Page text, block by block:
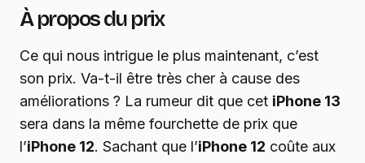
À propos du prix
Ce qui nous intrigue le plus maintenant, c’est
son prix. Va-t-il être très cher à cause des
améliorations ? La rumeur dit que cet iPhone 13
sera dans la même fourchette de prix que
l’iPhone 12. Sachant que l’iPhone 12 coûte aux